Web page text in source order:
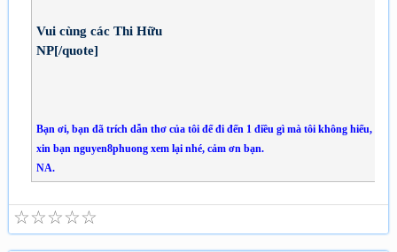
Vui cùng các Thi Hữu
NP[/quote]
Bạn ơi, bạn đã trích dẫn thơ của tôi để đi đến 1 điều gì mà tôi không hiểu,
xin bạn nguyen8phuong xem lại nhé, cảm ơn bạn.
NA.
☆
☆
☆
☆
☆